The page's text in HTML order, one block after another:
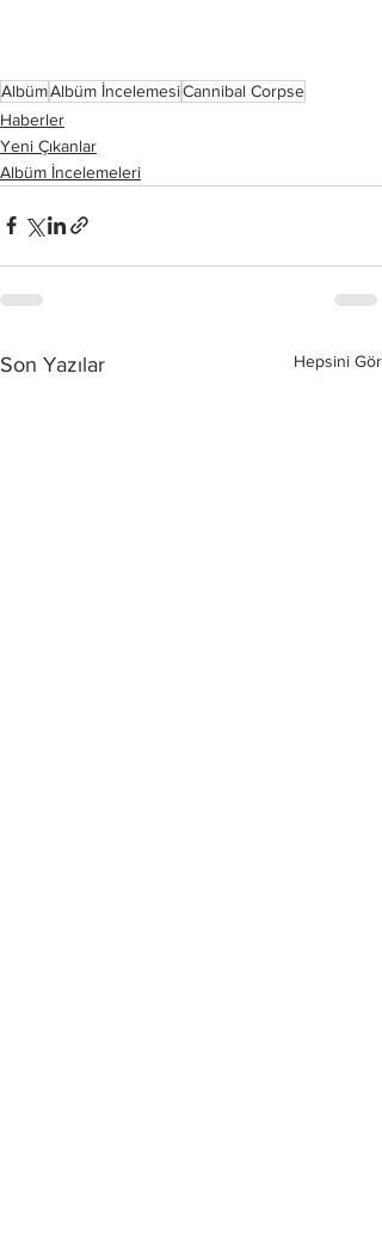
AlbümAlbüm İncelemesiCannibal Corpse
Haberler
Yeni Çıkanlar
Albüm İncelemeleri
Son Yazılar Hepsini Gör